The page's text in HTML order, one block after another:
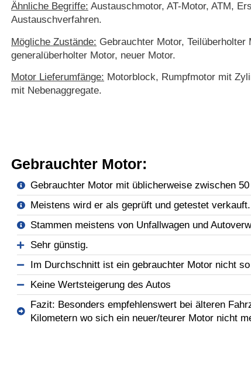
Ähnliche Begriffe: Austauschmotor, AT-Motor, ATM,
Austauschverfahren.
Mögliche Zustände: Gebrauchter Motor, Teilüberholter
generalüberholter Motor, neuer Motor.
Motor Lieferumfänge: Motorblock, Rumpfmotor mit
mit Nebenaggregate.
Gebrauchter Motor:
Gebrauchter Motor mit üblicherweise zwischen
Meistens wird er als geprüft und getestet verkauft.
Stammen meistens von Unfallwagen und
Sehr günstig.
Im Durchschnitt ist ein gebrauchter Motor nicht
Keine Wertsteigerung des Autos
Fazit: Besonders empfehlenswert bei älteren
Kilometern wo sich ein neuer/teurer Motor nicht